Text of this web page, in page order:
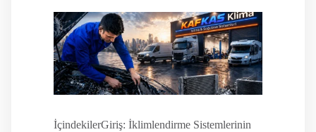
İçindekilerGiriş: İklimlendirme Sistemlerinin